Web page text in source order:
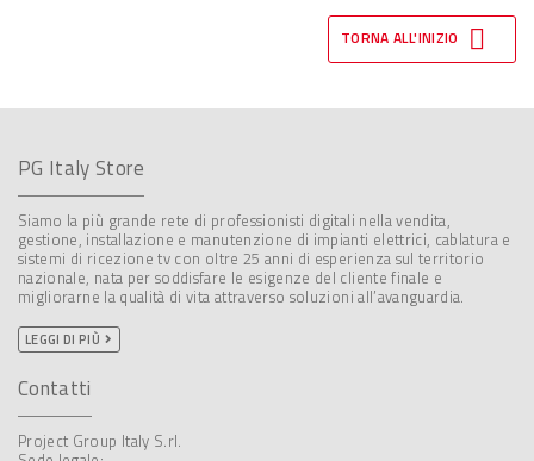
TORNA ALL'INIZIO 
PG Italy Store
Siamo la più grande rete di professionisti digitali nella vendita,
gestione, installazione e manutenzione di impianti elettrici, cablatura e
sistemi di ricezione tv con oltre 25 anni di esperienza sul territorio
nazionale, nata per soddisfare le esigenze del cliente finale e
migliorarne la qualità di vita attraverso soluzioni all’avanguardia.
LEGGI DI PIÙ
Contatti
Project Group Italy S.rl.